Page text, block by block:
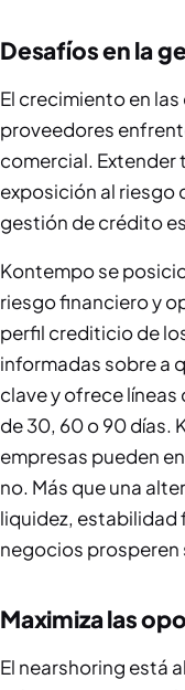
Desafíos en la
El crecimiento en
proveedores
comercial. Extender
exposición al riesgo
gestión de crédito
Kontempo se
riesgo financiero y
perfil crediticio de
informadas sobre a
clave y ofrece
de 30, 60 o 90 días.
empresas pueden
no. Más que una
liquidez, estabilidad
negocios prosperen
Maximiza las
El nearshoring está